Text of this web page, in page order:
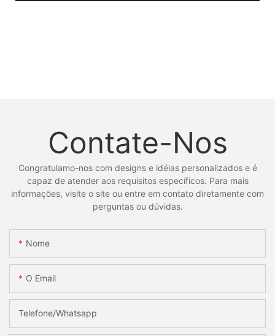
Contate-Nos
Congratulamo-nos com designs e idéias personalizados e é
capaz de atender aos requisitos específicos. Para mais
informações, visite o site ou entre em contato diretamente com
perguntas ou dúvidas.
Nome
O Email
Telefone/whatsapp